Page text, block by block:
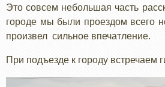
Это совсем небольшая часть
городе мы были проездом всего
произвел сильное впечатление.
При подъезде к городу встречаем